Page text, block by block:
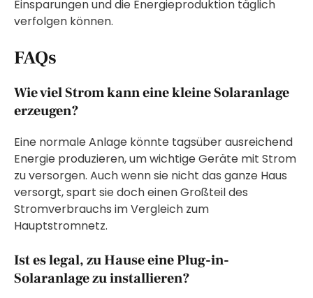
Einsparungen und die Energieproduktion täglich
verfolgen können.
FAQs
Wie viel Strom kann eine kleine Solaranlage
erzeugen?
Eine normale Anlage könnte tagsüber ausreichend
Energie produzieren, um wichtige Geräte mit Strom
zu versorgen. Auch wenn sie nicht das ganze Haus
versorgt, spart sie doch einen Großteil des
Stromverbrauchs im Vergleich zum
Hauptstromnetz.
Ist es legal, zu Hause eine Plug-in-
Solaranlage zu installieren?